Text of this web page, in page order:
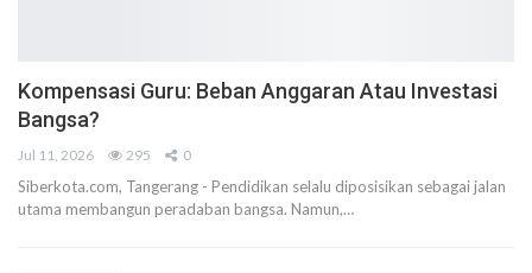
Kompensasi Guru: Beban Anggaran Atau Investasi
Bangsa?
Jul 11, 2026 295 0
Siberkota.com, Tangerang - Pendidikan selalu diposisikan sebagai jalan
utama membangun peradaban bangsa. Namun,…